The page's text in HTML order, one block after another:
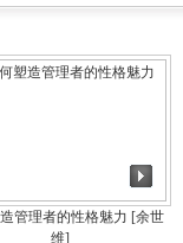
管理者的性格魅力 [余世
维]